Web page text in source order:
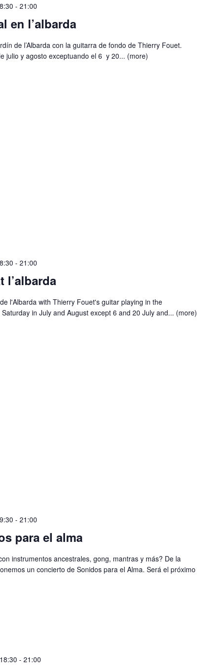
en l’albarda
-21:00
de l’Albarda con la guitarra de fondo de Thierry Fouet.
julio y agosto exceptuando el 6 y 20... (more)
l’albarda
-21:00
l'Albarda with Thierry Fouet's guitar playing in the
in July and August except 6 and 20 July and... (more)
para el alma
-21:00
instrumentos ancestrales, gong, mantras y más? De la
un concierto de Sonidos para el Alma. Será el próximo
-21:00